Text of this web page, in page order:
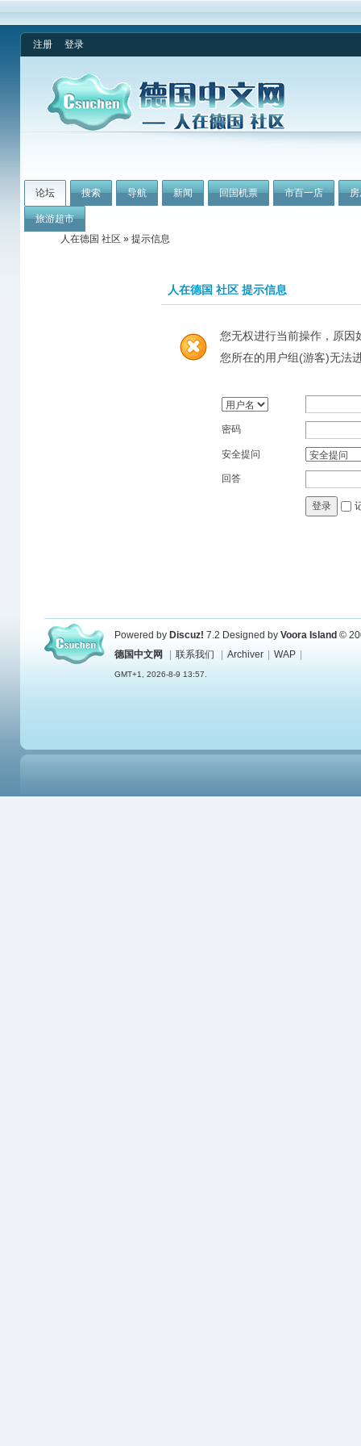
注册 登录
论坛 搜索 导航 新闻 回国机票 市百一店
旅游超市
人在德国 社区 » 提示信息
人在德国 社区 提示信息
您无权进行当前操作，原因
您所在的用户组(游客)无法
密码
安全提问
回答
登录
Powered by Discuz! 7.2 Designed by Voora Island ©
德国中文网
联系我们 Archiver WAP
GMT+1, 2026-8-9 13:57.